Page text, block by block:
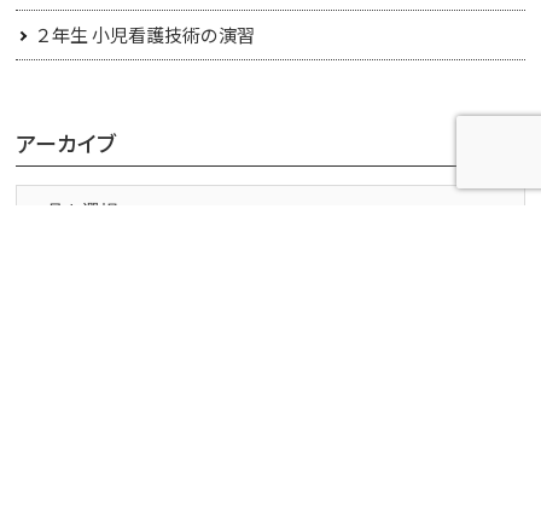
２年生 小児看護技術の演習
アーカイブ